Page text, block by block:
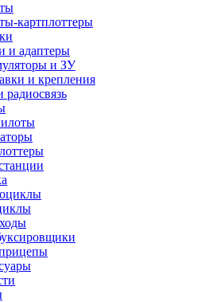
картплоттеры
и адаптеры
и ЗУ
и крепления
радиосвязь